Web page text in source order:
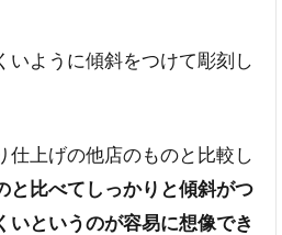
いように傾斜をつけて彫刻し
仕上げの他店のものと比較し
と比べてしっかりと傾斜がつ
いというのが容易に想像でき